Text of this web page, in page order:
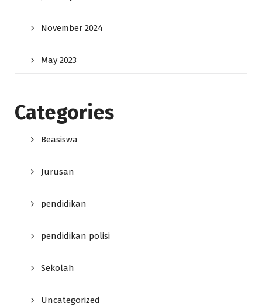
November 2024
May 2023
Categories
Beasiswa
Jurusan
pendidikan
pendidikan polisi
Sekolah
Uncategorized